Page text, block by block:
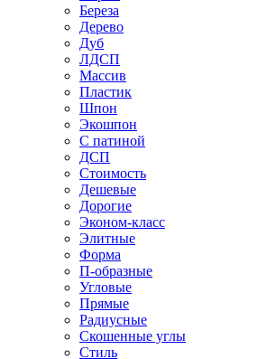
Береза
Дерево
Дуб
ЛДСП
Массив
Пластик
Шпон
Экошпон
С патиной
ДСП
Стоимость
Дешевые
Дорогие
Эконом-класс
Элитные
Форма
П-образные
Угловые
Прямые
Радиусные
Скошенные углы
Стиль